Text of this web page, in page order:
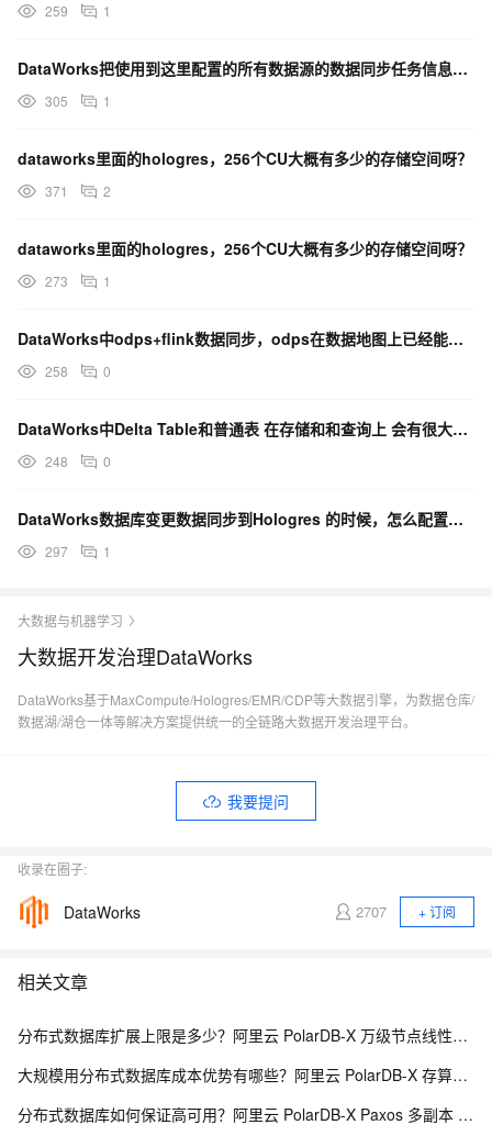
259 1
DataWorks把使用到这里配置的所有数据源的数据同步任务信息拉一份出来？
305 1
dataworks里面的hologres，256个CU大概有多少的存储空间呀？
371 2
dataworks里面的hologres，256个CU大概有多少的存储空间呀？
273 1
DataWorks中odps+flink数据同步，odps在数据地图上已经能看到分区了？
258 0
DataWorks中Delta Table和普通表 在存储和和查询上 会有很大的资源消耗上的区别吗？
248 0
DataWorks数据库变更数据同步到Hologres 的时候，怎么配置脱敏规则呢？
297 1
大数据与机器学习
大数据开发治理DataWorks
DataWorks基于MaxCompute/Hologres/EMR/CDP等大数据引擎，为数据仓库/
数据湖/湖仓一体等解决方案提供统一的全链路大数据开发治理平台。
我要提问
收录在圈子:
DataWorks 2707 + 订阅
相关文章
分布式数据库扩展上限是多少？阿里云 PolarDB-X 万级节点线性扩展解析
大规模用分布式数据库成本优势有哪些？阿里云 PolarDB-X 存算分离降本解析
分布式数据库如何保证高可用？阿里云 PolarDB-X Paxos 多副本 RPO=0 解析